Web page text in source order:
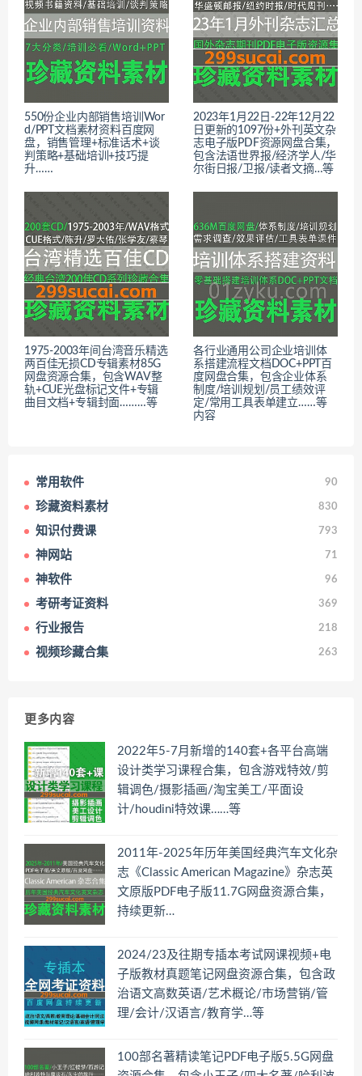
550份企业内部销售培训Wor
d/PPT文档素材资料百度网
盘，销售管理+标准话术+谈
判策略+基础培训+技巧提
升……
2023年1月22日-22年12月22
日更新的1097份+外刊英文杂
志电子版PDF资源网盘合集，
包含法语世界报/经济学人/华
尔街日报/卫报/读者文摘…等
1975-2003年间台湾音乐精选
两百佳无损CD专辑素材85G
网盘资源合集，包含WAV整
轨+CUE光盘标记文件+专辑
曲目文档+专辑封面………等
各行业通用公司企业培训体
系搭建流程文档DOC+PPT百
度网盘合集，包含企业体系
制度/培训规划/员工绩效评
定/常用工具表单建立……等
内容
常用软件 90
珍藏资料素材 830
知识付费课 793
神网站 71
神软件 96
考研考证资料 369
行业报告 218
视频珍藏合集 263
更多内容
2022年5-7月新增的140套+各平台高端
设计类学习课程合集，包含游戏特效/剪
辑调色/摄影插画/淘宝美工/平面设
计/houdini特效课……等
2011年-2025年历年美国经典汽车文化杂
志《Classic American Magazine》杂志英
文原版PDF电子版11.7G网盘资源合集，
持续更新…
2024/23及往期专插本考试网课视频+电
子版教材真题笔记网盘资源合集，包含政
治语文高数英语/艺术概论/市场营销/管
理/会计/汉语言/教育学…等
100部名著精读笔记PDF电子版5.5G网盘